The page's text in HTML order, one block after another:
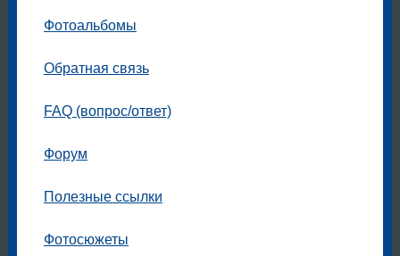
Фотоальбомы
Обратная связь
FAQ (вопрос/ответ)
Форум
Полезные ссылки
Фотосюжеты